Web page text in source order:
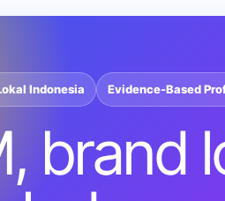
Indonesia Evidence-Based
brand